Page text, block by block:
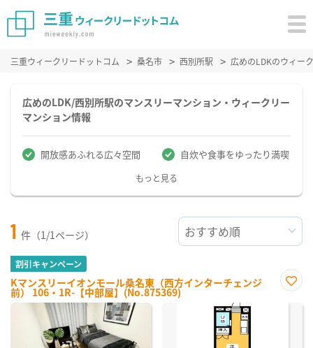
三重ウィークリードットコム 桑名市 西別所駅 広めのLDKのウィー
広めのLDK/西別所駅のマンスリーマンション・ウィークリー
マンション情報
開放感あふれる広々空間 自炊や食事をゆったり満喫
もっと見る
1 件（1/1ページ）
割引キャンペーン
Kマンスリーイオンモール桑名東（西方インターチェンジ
前） 106・1R-【中部屋】(No.875369)
に入